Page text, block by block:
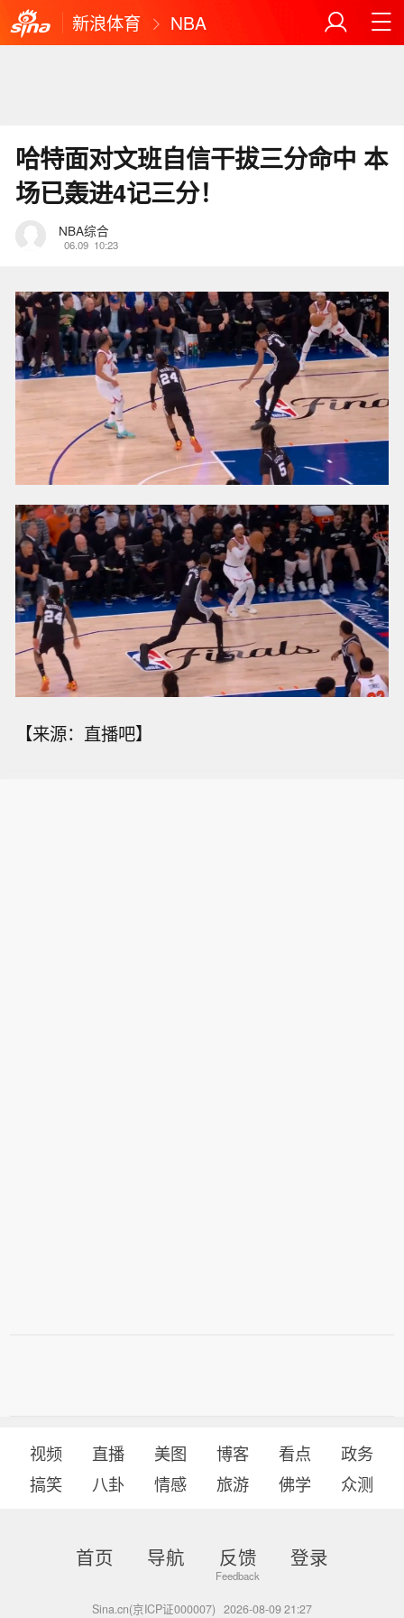
新浪体育 NBA
哈特面对文班自信干拔三分命中 本
场已轰进4记三分！
NBA综合
06.09 10:23
【来源：直播吧】
视频 直播 美图 博客 看点
政务
搞笑
八卦 情感 旅游 佛学 众测
首页 导航 反馈 登录
Sina.cn(京ICP证000007) 2026-08-09 21:27